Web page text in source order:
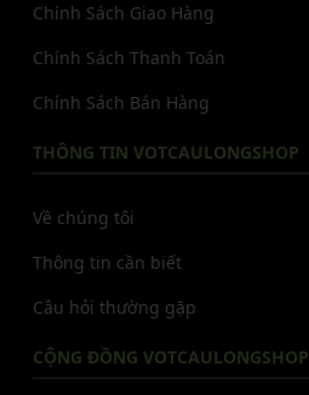
Chính Sách Giao Hàng
Chính Sách Thanh Toán
Chính Sách Bán Hàng
THÔNG TIN VOTCAULONGSHOP
Về chúng tôi
Thông tin cần biết
Câu hỏi thường gặp
CỘNG ĐỒNG VOTCAULONGSHOP